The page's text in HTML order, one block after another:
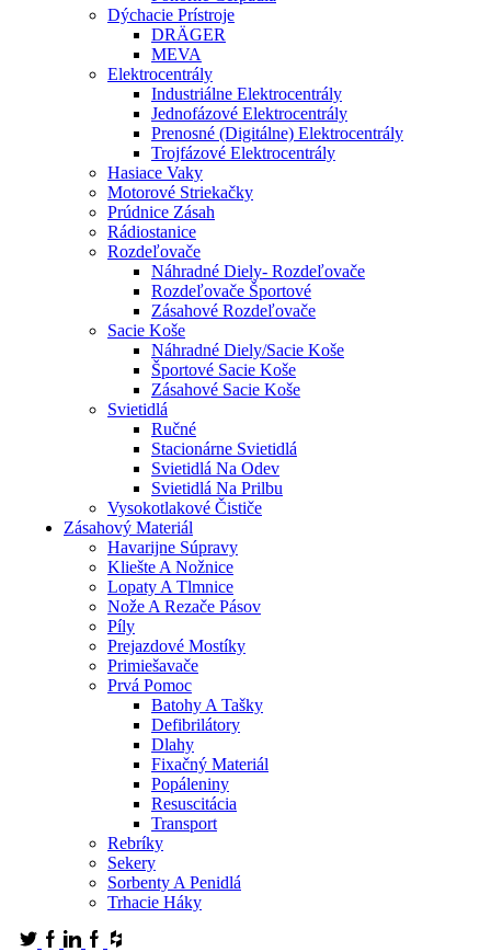
Dýchacie Prístroje
DRÄGER
MEVA
Elektrocentrály
Industriálne Elektrocentrály
Jednofázové Elektrocentrály
Prenosné (digitálne) Elektrocentrály
Trojfázové Elektrocentrály
Hasiace Vaky
Motorové Striekačky
Prúdnice Zásah
Rádiostanice
Rozdeľovače
Náhradné Diely- Rozdeľovače
Rozdeľovače Športové
Zásahové Rozdeľovače
Sacie Koše
Náhradné Diely/sacie Koše
Športové Sacie Koše
Zásahové Sacie Koše
Svietidlá
Ručné
Stacionárne Svietidlá
Svietidlá Na Odev
Svietidlá Na Prilbu
Vysokotlakové Čističe
Zásahový Materiál
Havarijne Súpravy
Kliešte A Nožnice
Lopaty A Tlmnice
Nože A Rezače Pásov
Píly
Prejazdové Mostíky
Primiešavače
Prvá Pomoc
Batohy A Tašky
Defibrilátory
Dlahy
Fixačný Materiál
Popáleniny
Resuscitácia
Transport
Rebríky
Sekery
Sorbenty A Penidlá
Trhacie Háky